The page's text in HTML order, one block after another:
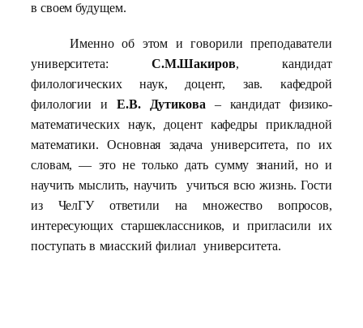
в своем будущем.
Именно об этом и говорили преподаватели
университета: С.М.Шакиров, кандидат
филологических наук, доцент, зав. кафедрой
филологии и Е.В. Дутикова – кандидат физико-
математических наук, доцент кафедры прикладной
математики. Основная задача университета, по их
словам, — это не только дать сумму знаний, но и
научить мыслить, научить учиться всю жизнь. Гости
из ЧелГУ ответили на множество вопросов,
интересующих старшеклассников, и пригласили их
поступать в миасский филиал университета.